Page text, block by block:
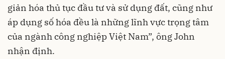
giản hóa thủ tục đầu tư và sử dụng đất, cũng như
áp dụng số hóa đều là những lĩnh vực trọng tâm
của ngành công nghiệp Việt Nam”, ông John
nhận định.